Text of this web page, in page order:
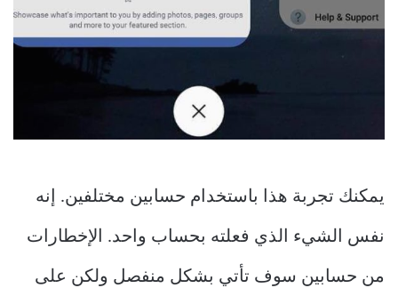
يمكنك تجربة هذا باستخدام حسابين مختلفين. إنه
نفس الشيء الذي فعلته بحساب واحد. الإخطارات
من حسابين سوف تأتي بشكل منفصل ولكن على